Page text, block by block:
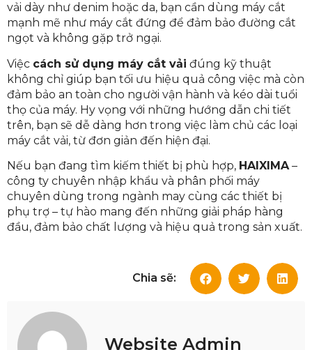
vải dày như denim hoặc da, bạn cần dùng máy cắt
mạnh mẽ như máy cắt đứng để đảm bảo đường cắt
ngọt và không gặp trở ngại.
Việc cách sử dụng máy cắt vải đúng kỹ thuật
không chỉ giúp bạn tối ưu hiệu quả công việc mà còn
đảm bảo an toàn cho người vận hành và kéo dài tuổi
thọ của máy. Hy vọng với những hướng dẫn chi tiết
trên, bạn sẽ dễ dàng hơn trong việc làm chủ các loại
máy cắt vải, từ đơn giản đến hiện đại.
Nếu bạn đang tìm kiếm thiết bị phù hợp, HAIXIMA–
công ty chuyên nhập khẩu và phân phối máy
chuyên dùng trong ngành may cùng các thiết bị
phụ trợ – tự hào mang đến những giải pháp hàng
đầu, đảm bảo chất lượng và hiệu quả trong sản xuất.
Chia sẽ:
Website Admin